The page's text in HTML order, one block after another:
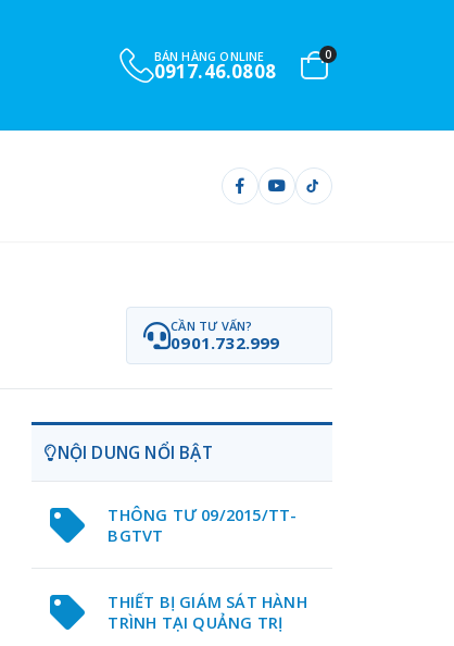
BÁN HÀNG ONLINE
0917.46.0808
0
CẦN TƯ VẤN?
0901.732.999
NỘI DUNG NỔI BẬT
THÔNG TƯ 09/2015/TT-
BGTVT
THIẾT BỊ GIÁM SÁT HÀNH
TRÌNH TẠI QUẢNG TRỊ